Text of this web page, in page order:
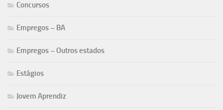
Concursos
Empregos – BA
Empregos – Outros estados
Estágios
Jovem Aprendiz